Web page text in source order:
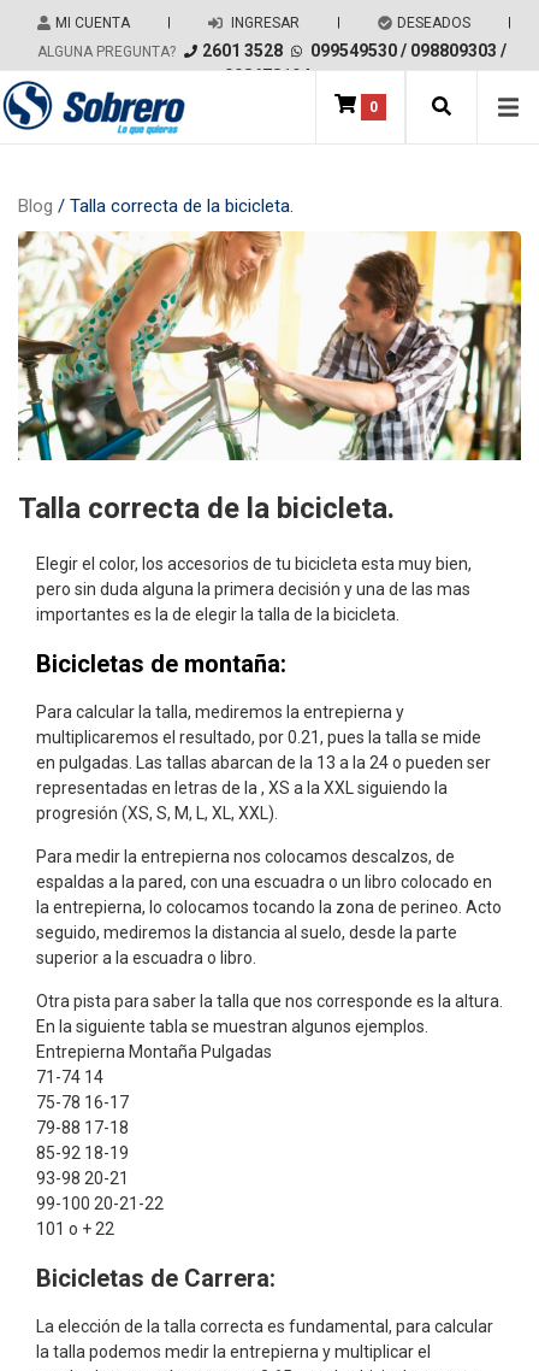
MI CUENTA | INGRESAR | DESEADOS |
ALGUNA PREGUNTA? 2601 3528 099549530/ 098809303 /
098678194
Salir del contenido
Main Navigation 0
Blog / Talla correcta de la bicicleta.
Talla correcta de la bicicleta.
Elegir el color, los accesorios de tu bicicleta esta muy bien,
pero sin duda alguna la primera decisión y una de las mas
importantes es la de elegir la talla de la bicicleta.
Bicicletas de montaña:
Para calcular la talla, mediremos la entrepierna y
multiplicaremos el resultado, por 0.21, pues la talla se mide
en pulgadas. Las tallas abarcan de la 13 a la 24 o pueden ser
representadas en letras de la , XS a la XXL siguiendo la
progresión (XS, S, M, L, XL, XXL).
Para medir la entrepierna nos colocamos descalzos, de
espaldas a la pared, con una escuadra o un libro colocado en
la entrepierna, lo colocamos tocando la zona de perineo. Acto
seguido, mediremos la distancia al suelo, desde la parte
superior a la escuadra o libro.
Otra pista para saber la talla que nos corresponde es la altura.
En la siguiente tabla se muestran algunos ejemplos.
Entrepierna Montaña Pulgadas
71-74 14
75-78 16-17
79-88 17-18
85-92 18-19
93-98 20-21
99-100 20-21-22
101 o + 22
Bicicletas de Carrera:
La elección de la talla correcta es fundamental, para calcular
la talla podemos medir la entrepierna y multiplicar el